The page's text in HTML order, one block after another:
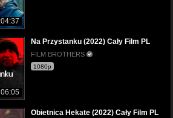
06:05
Na Przystanku (2022) Cały Film PL
FILM BROTHERS
1080p
Obietnica Hekate (2022) Cały Film PL